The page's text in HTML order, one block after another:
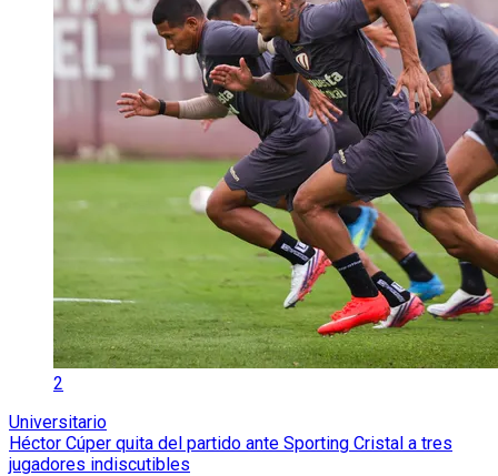
2
Universitario
Héctor Cúper quita del partido ante Sporting Cristal a tres
jugadores indiscutibles